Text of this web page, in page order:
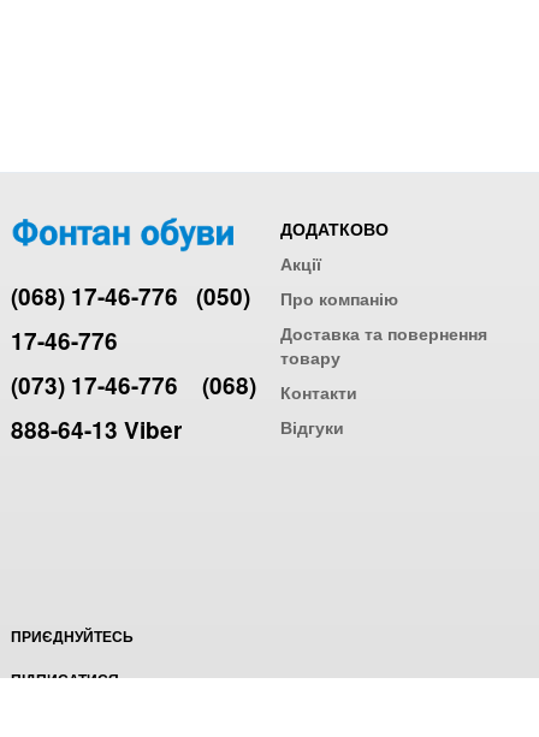
(068) 17-46-776 (050)
17-46-776
(073) 17-46-776
(068)
888-64-13 Viber
ДОДАТКОВО
Акції
Про компанію
Доставка та повернення
товару
Контакти
Відгуки
ПРИЄДНУЙТЕСЬ
ПІДПИСАТИСЯ